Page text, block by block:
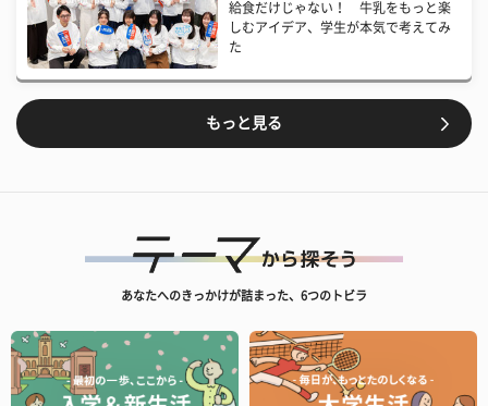
給食だけじゃない！ 牛乳をもっと楽
しむアイデア、学生が本気で考えてみ
た
もっと見る
あなたへのきっかけが詰まった、6つのトビラ